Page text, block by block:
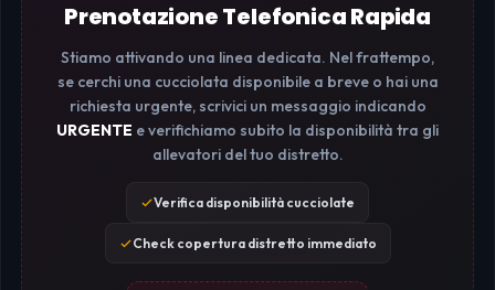
Prenotazione Telefonica Rapida
Stiamo attivando una linea dedicata. Nel frattempo,
se cerchi una cucciolata disponibile a breve o hai una
richiesta urgente, scrivici un messaggio indicando
URGENTE e verifichiamo subito la disponibilità tra gli
allevatori del tuo distretto.
Verifica disponibilità cucciolate
Check copertura distretto immediato